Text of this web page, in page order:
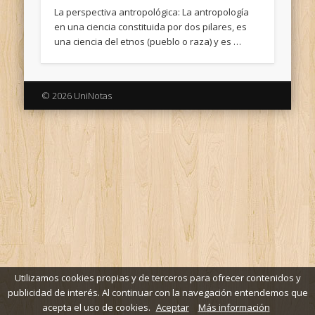
La perspectiva antropológica: La antropología
en una ciencia constituida por dos pilares, es
una ciencia del etnos (pueblo o raza) y es …
© 2026 UniNotas
Utilizamos cookies propias y de terceros para ofrecer contenidos y
publicidad de interés. Al continuar con la navegación entendemos que
acepta el uso de cookies. Aceptar Más información